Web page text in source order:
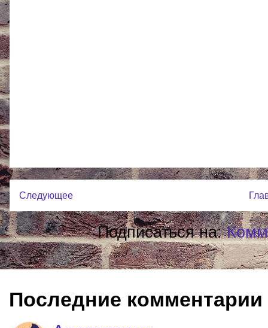
Следующее
Подписаться на:
Последние комментарии